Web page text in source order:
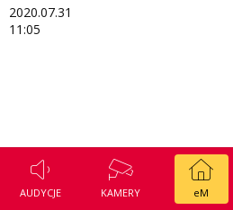
AUDYCJE KAMERY eM
2020.07.31
11:05